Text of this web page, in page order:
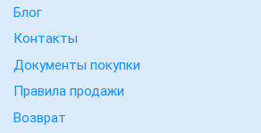
Блог
Контакты
Документы покупки
Правила продажи
Возврат